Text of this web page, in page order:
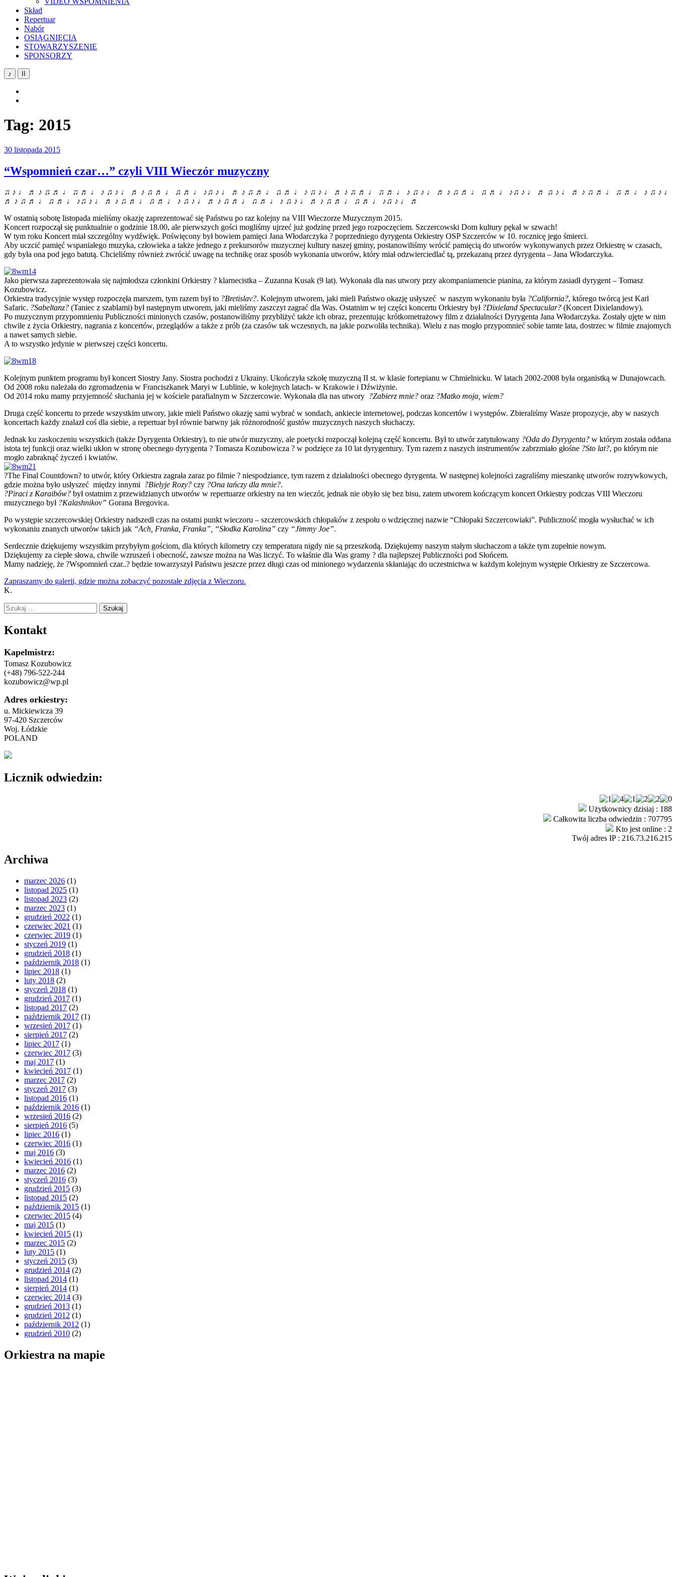
Skład
Repertuar
Nabór
OSIĄGNIĘCIA
STOWARZYSZENIE
SPONSORZY
♪
Tag: 2015
30 listopada 2015
“Wspomnień czar…” czyli VIII Wieczór muzyczny
♫ ♪ ♩ ♬ ♪ ♫ ♬ ♩ ♫ ♬ ♩ ♪ ♫ ♪ ♩ ♬ ♪ ♫ ♬ ♩ ♫ ♬ ♩ ♪♫ ♪ ♩ ♬ ♪ ♫ ♬ ♩ ♫ ♬ ♩ ♪ ♫ ♪ ♩ ♬ ♪ ♫ ♬ ♩ ♫ ♬ ♩ ♪ ♫ ♪ ♩ ♬ ♪ ♫ ♬ ♩ ♫ ♬ ♩ ♪♫ ♪ ♩ ♬ ♫ ♪ ♩ ♬ ♪ ♫ ♬ ♩ ♫ ♬ ♩ ♪ ♫ ♪ ♩
♬ ♪ ♫ ♬ ♩ ♫ ♬ ♩ ♪♫ ♪ ♩ ♬ ♪ ♫ ♬ ♩ ♫ ♬ ♩ ♪ ♫ ♪ ♩ ♬ ♪ ♫ ♬ ♩ ♫ ♬ ♩ ♪ ♫ ♪ ♩ ♬ ♪ ♫ ♬ ♩ ♫ ♬ ♩ ♪♫ ♪ ♩ ♬
W ostatnią sobotę listopada mieliśmy okazję zaprezentować się Państwu po raz kolejny na VIII Wieczorze Muzycznym 2015.
Koncert rozpoczął się punktualnie o godzinie 18.00, ale pierwszych gości mogliśmy ujrzeć już godzinę przed jego rozpoczęciem. Szczercowski Dom kultury pękał w szwach!
W tym roku Koncert miał szczególny wydźwięk. Poświęcony był bowiem pamięci Jana Włodarczyka ? poprzedniego dyrygenta Orkiestry OSP Szczerców w 10. rocznicę jego śmierci.
Aby uczcić pamięć wspaniałego muzyka, człowieka a także jednego z prekursorów muzycznej kultury naszej gminy, postanowiliśmy wrócić pamięcią do utworów wykonywanych przez Orkiestrę w czasach,
gdy była ona pod jego batutą. Chcieliśmy również zwrócić uwagę na technikę oraz sposób wykonania utworów, który miał odzwierciedlać tą, przekazaną przez dyrygenta – Jana Włodarczyka.
Jako pierwsza zaprezentowała się najmłodsza członkini Orkiestry ? klarnecistka – Zuzanna Kusak (9 lat). Wykonała dla nas utwory przy akompaniamencie pianina, za którym zasiadł dyrygent – Tomasz
Kozubowicz.
Orkiestra tradycyjnie występ rozpoczęła marszem, tym razem był to ?Bretislav?. Kolejnym utworem, jaki mieli Państwo okazję usłyszeć w naszym wykonaniu była ?California?, którego twórcą jest Karl
Safaric. ?Sabeltanz? (Taniec z szablami) był następnym utworem, jaki mieliśmy zaszczyt zagrać dla Was. Ostatnim w tej części koncertu Orkiestry był ?Dixieland Spectacular? (Koncert Dixielandowy).
Po muzycznym przypomnieniu Publiczności minionych czasów, postanowiliśmy przybliżyć także ich obraz, prezentując krótkometrażowy film z działalności Dyrygenta Jana Włodarczyka. Zostały ujęte w nim
chwile z życia Orkiestry, nagrania z koncertów, przeglądów a także z prób (za czasów tak wczesnych, na jakie pozwoliła technika). Wielu z nas mogło przypomnieć sobie tamte lata, dostrzec w filmie znajomych
a nawet samych siebie.
A to wszystko jedynie w pierwszej części koncertu.
Kolejnym punktem programu był koncert Siostry Jany. Siostra pochodzi z Ukrainy. Ukończyła szkołę muzyczną II st. w klasie fortepianu w Chmielnicku. W latach 2002-2008 była organistką w Dunajowcach.
Od 2008 roku należała do zgromadzenia w Franciszkanek Maryi w Lublinie, w kolejnych latach- w Krakowie i Dźwiżynie.
Od 2014 roku mamy przyjemność słuchania jej w kościele parafialnym w Szczercowie. Wykonała dla nas utwory ?Zabierz mnie? oraz ?Matko moja, wiem?
Druga część koncertu to przede wszystkim utwory, jakie mieli Państwo okazję sami wybrać w sondach, ankiecie internetowej, podczas koncertów i występów. Zbieraliśmy Wasze propozycje, aby w naszych
koncertach każdy znalazł coś dla siebie, a repertuar był równie barwny jak różnorodność gustów muzycznych naszych słuchaczy.
Jednak ku zaskoczeniu wszystkich (także Dyrygenta Orkiestry), to nie utwór muzyczny, ale poetycki rozpoczął kolejną część koncertu. Był to utwór zatytułowany ?Oda do Dyrygenta? w którym została oddana
istota tej funkcji oraz wielki ukłon w stronę obecnego dyrygenta ? Tomasza Kozubowicza ? w podzięce za 10 lat dyrygentury. Tym razem z naszych instrumentów zabrzmiało głośne ?Sto lat?, po którym nie
mogło zabraknąć życzeń i kwiatów.
?The Final Countdown? to utwór, który Orkiestra zagrała zaraz po filmie ? niespodziance, tym razem z działalności obecnego dyrygenta. W następnej kolejności zagraliśmy mieszankę utworów rozrywkowych,
gdzie można było usłyszeć między innymi ?Bielyje Rozy? czy ?Ona tańczy dla mnie?.
?Piraci z Karaibów? był ostatnim z przewidzianych utworów w repertuarze orkiestry na ten wieczór, jednak nie obyło się bez bisu, zatem utworem kończącym koncert Orkiestry podczas VIII Wieczoru
muzycznego był ?Kalashnikov” Gorana Bregovica.
Po występie szczercowskiej Orkiestry nadszedł czas na ostatni punkt wieczoru – szczercowskich chłopaków z zespołu o wdzięcznej nazwie “Chłopaki Szczercowiaki”. Publiczność mogła wysłuchać w ich
wykonaniu znanych utworów takich jak “Ach, Franka, Franka”, “Słodka Karolina” czy “Jimmy Joe”.
Serdecznie dziękujemy wszystkim przybyłym gościom, dla których kilometry czy temperatura nigdy nie są przeszkodą. Dziękujemy naszym stałym słuchaczom a także tym zupełnie nowym.
Dziękujemy za ciepłe słowa, chwile wzruszeń i obecność, zawsze można na Was liczyć. To właśnie dla Was gramy ? dla najlepszej Publiczności pod Słońcem.
Mamy nadzieję, że ?Wspomnień czar..? będzie towarzyszył Państwu jeszcze przez długi czas od minionego wydarzenia skłaniając do uczestnictwa w każdym kolejnym występie Orkiestry ze Szczercowa.
Zapraszamy do galerii, gdzie można zobaczyć pozostałe zdjęcia z Wieczoru.
K.
Szukaj:
Kontakt
Kapelmistrz:
Tomasz Kozubowicz
(+48) 796-522-244
kozubowicz@wp.pl
Adres orkiestry:
u. Mickiewicza 39
97-420 Szczerców
Woj. Łódzkie
POLAND
Licznik odwiedzin:
Użytkownicy dzisiaj : 188
Całkowita liczba odwiedzin : 707795
Kto jest online : 2
Twój adres IP : 216.73.216.215
Archiwa
marzec 2026 (1)
listopad 2025 (1)
listopad 2023 (2)
marzec 2023 (1)
grudzień 2022 (1)
czerwiec 2021 (1)
czerwiec 2019 (1)
styczeń 2019 (1)
grudzień 2018 (1)
październik 2018 (1)
lipiec 2018 (1)
luty 2018 (2)
styczeń 2018 (1)
grudzień 2017 (1)
listopad 2017 (2)
październik 2017 (1)
wrzesień 2017 (1)
sierpień 2017 (2)
lipiec 2017 (1)
czerwiec 2017 (3)
maj 2017 (1)
kwiecień 2017 (1)
marzec 2017 (2)
styczeń 2017 (3)
listopad 2016 (1)
październik 2016 (1)
wrzesień 2016 (2)
sierpień 2016 (5)
lipiec 2016 (1)
czerwiec 2016 (1)
maj 2016 (3)
kwiecień 2016 (1)
marzec 2016 (2)
styczeń 2016 (3)
grudzień 2015 (3)
listopad 2015 (2)
październik 2015 (1)
czerwiec 2015 (4)
maj 2015 (1)
kwiecień 2015 (1)
marzec 2015 (2)
luty 2015 (1)
styczeń 2015 (3)
grudzień 2014 (2)
listopad 2014 (1)
sierpień 2014 (1)
czerwiec 2014 (3)
grudzień 2013 (1)
grudzień 2012 (1)
październik 2012 (1)
grudzień 2010 (2)
Orkiestra na mapie